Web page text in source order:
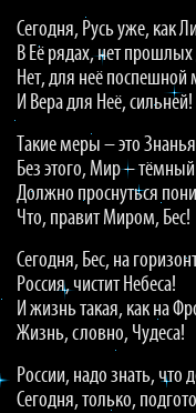
Сегодня, Русь уже, как
В Её рядах, нет прошлых
Нет, для неё поспешной
И Вера для Неё, сильней!
Такие меры – это
Без этого, Мир – тёмный
Должно проснуться
Что, правит Миром, Бес!
Сегодня, Бес, на
Россия, чистит Небеса!
И жизнь такая, как на
Жизнь, словно, Чудеса!
России, надо знать, что
Сегодня, только,